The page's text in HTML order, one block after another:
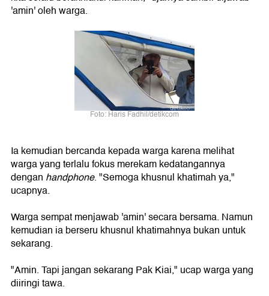
'amin' oleh warga.
Foto: Haris Fadhil/detikcom
Ia kemudian bercanda kepada warga karena melihat
warga yang terlalu fokus merekam kedatangannya
dengan handphone. "Semoga khusnul khatimah ya,"
ucapnya.
Warga sempat menjawab 'amin' secara bersama. Namun
kemudian ia berseru khusnul khatimahnya bukan untuk
sekarang.
"Amin. Tapi jangan sekarang Pak Kiai," ucap warga yang
diiringi tawa.